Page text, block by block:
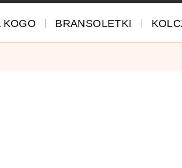
KOGO BRANSOLETKI